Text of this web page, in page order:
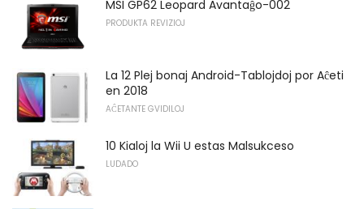
MSI GP62 Leopard Avantaĝo-002
PRODUKTA REVIZIOJ
La 12 Plej bonaj Android-Tablojdoj por Aĉeti
en 2018
AĈETANTE GVIDILOJ
10 Kialoj la Wii U estas Malsukceso
LUDADO